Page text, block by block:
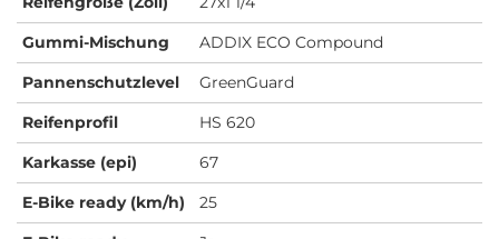
Gummi-Mischung
ADDIX ECO Compound
Pannenschutzlevel
GreenGuard
Reifenprofil
HS 620
Karkasse (epi)
67
E-Bike ready (km/h)
25